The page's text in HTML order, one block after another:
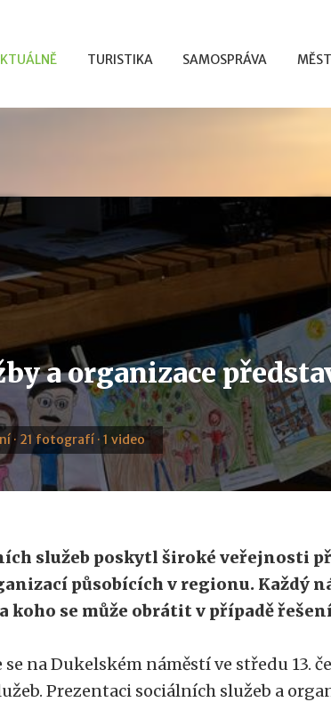
TURISTIKA SAMOSPRÁVA
a organizace
· 21 fotografí · 1 video
služeb poskytl široké veřejnosti
působících v regionu. Každý
koho se může obrátit v případě
se na Dukelském náměstí ve středu 13.
Prezentaci sociálních služeb a